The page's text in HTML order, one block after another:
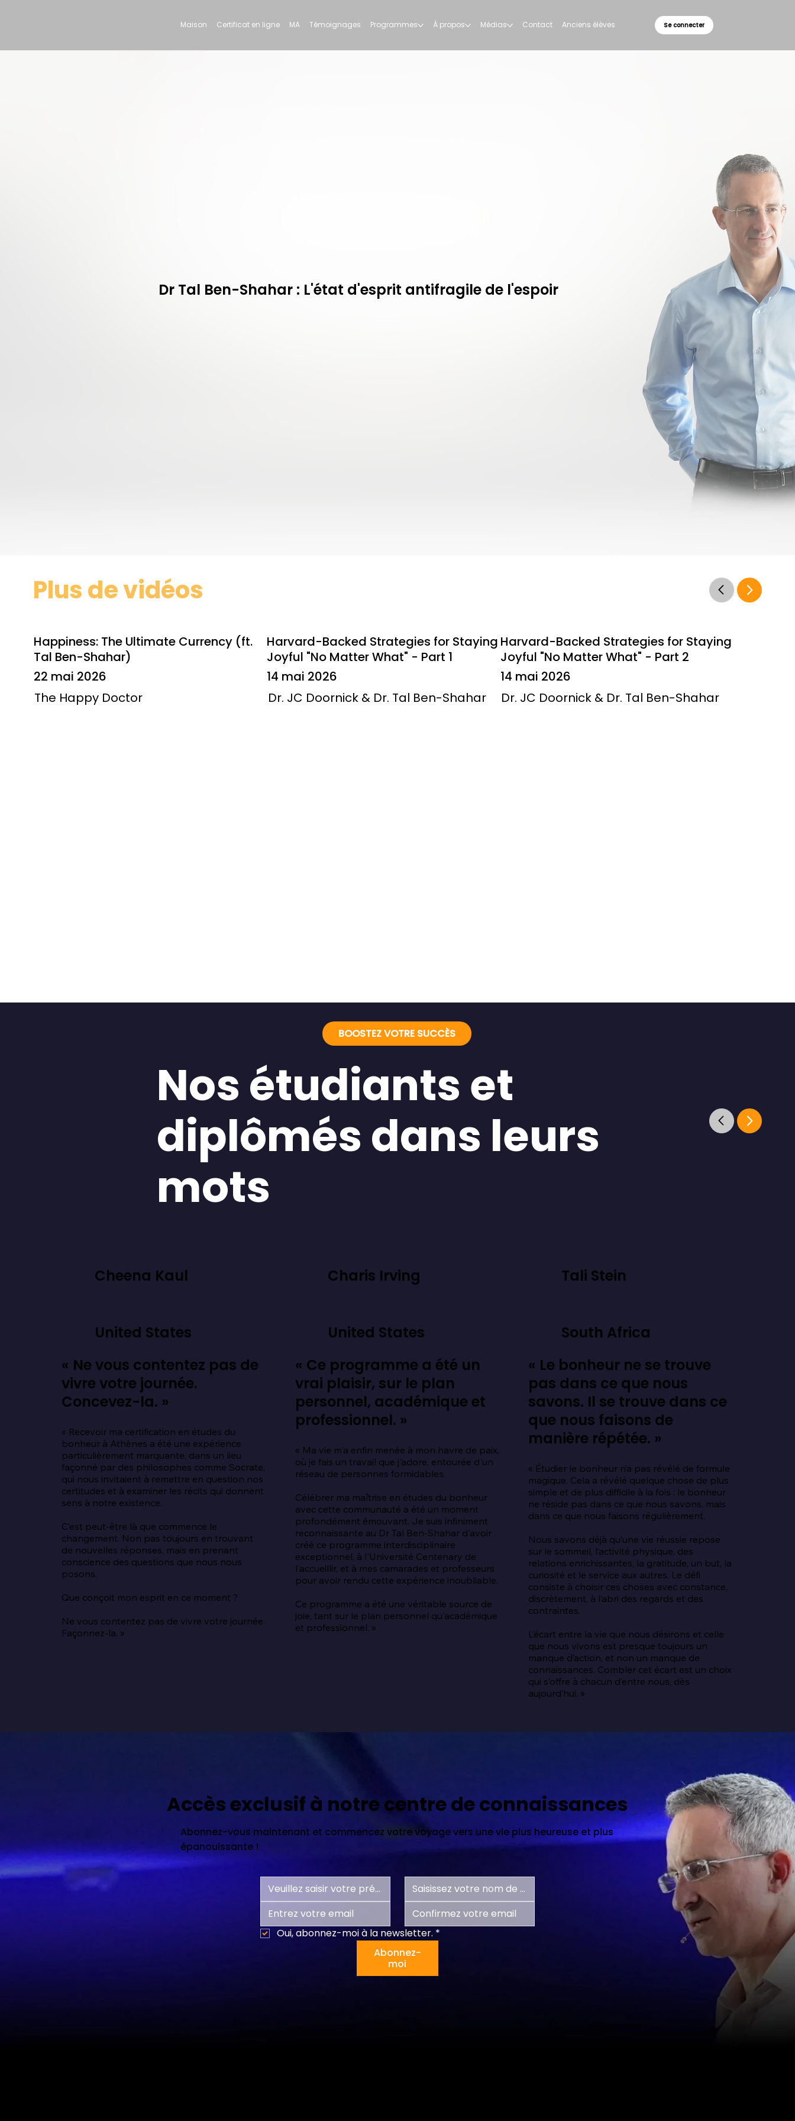
Maison Certificat en ligne MA Témoignages Programmes À propos Médias Contact Anciens élèves Se connecter
Dr Tal Ben-Shahar : L'état d'esprit antifragile de l'espoir
Plus de vidéos
Happiness: The Ultimate Currency (ft.
Tal Ben-Shahar)
22 mai 2026
The Happy Doctor
Harvard-Backed Strategies for Staying
Joyful "No Matter What" - Part 1
14 mai 2026
Dr. JC Doornick & Dr. Tal Ben-Shahar
Harvard-Backed Strategies for Staying
Joyful "No Matter What" - Part 2
14 mai 2026
Dr. JC Doornick & Dr. Tal Ben-Shahar
BOOSTEZ VOTRE SUCCÈS
Nos étudiants et
diplômés dans leurs
mots
Cheena Kaul
United States
« Ne vous contentez pas de
vivre votre journée.
Concevez-la. »
« Recevoir ma certification en études du
bonheur à Athènes a été une expérience
particulièrement marquante, dans un lieu
façonné par des philosophes comme Socrate,
qui nous invitaient à remettre en question nos
certitudes et à examiner les récits qui donnent
sens à notre existence.
C’est peut-être là que commence le
changement. Non pas toujours en trouvant
de nouvelles réponses, mais en prenant
conscience des questions que nous nous
posons.
Que conçoit mon esprit en ce moment ?
Ne vous contentez pas de vivre votre journée.
Façonnez-la. »
Charis Irving
United States
« Ce programme a été un
vrai plaisir, sur le plan
personnel, académique et
professionnel. »
« Ma vie m'a enfin menée à mon havre de paix,
où je fais un travail que j'adore, entourée d'un
réseau de personnes formidables.
Célébrer ma maîtrise en études du bonheur
avec cette communauté a été un moment
profondément émouvant. Je suis infiniment
reconnaissante au Dr Tal Ben-Shahar d'avoir
créé ce programme interdisciplinaire
exceptionnel, à l'Université Centenary de
l'accueillir, et à mes camarades et professeurs
pour avoir rendu cette expérience inoubliable.
Ce programme a été une véritable source de
joie, tant sur le plan personnel qu'académique
et professionnel. »
Tali Stein
South Africa
« Le bonheur ne se trouve
pas dans ce que nous
savons. Il se trouve dans ce
que nous faisons de
manière répétée. »
« Étudier le bonheur n’a pas révélé de formule
magique. Cela a révélé quelque chose de plus
simple et de plus difficile à la fois : le bonheur
ne réside pas dans ce que nous savons, mais
dans ce que nous faisons régulièrement.
Nous savons déjà qu’une vie réussie repose
sur le sommeil, l’activité physique, des
relations enrichissantes, la gratitude, un but, la
curiosité et le service aux autres. Le défi
consiste à choisir ces choses avec constance,
discrètement, à l’abri des regards et des
contraintes.
L’écart entre la vie que nous désirons et celle
que nous vivons est presque toujours un
manque d’action, et non un manque de
connaissances. Combler cet écart est un choix
qui s’offre à chacun d’entre nous, dès
aujourd’hui. »
Accès exclusif à notre centre de connaissances
Abonnez-vous maintenant et commencez votre voyage vers une vie plus heureuse et plus
épanouissante !
Oui, abonnez-moi à la newsletter. *
Abonnez-
moi